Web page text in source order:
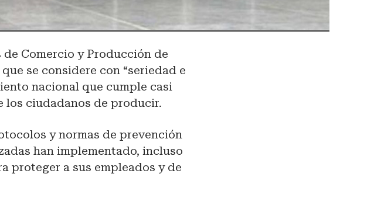
de Comercio y Producción de
se considere con “seriedad e
nacional que cumple casi
los ciudadanos de producir.
y normas de prevención
han implementado, incluso
proteger a sus empleados y de